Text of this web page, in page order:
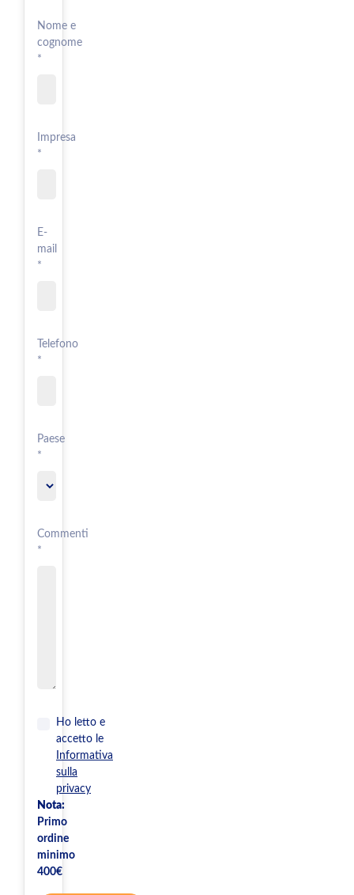
Nome e
cognome
*
Impresa
*
E-
mail
*
Telefono
*
Paese
*
Commenti
*
Ho letto e
accetto le
Informativa
sulla
privacy
Nota:
Primo
ordine
minimo
400€